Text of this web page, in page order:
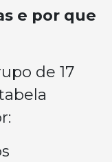
e por que
de 17